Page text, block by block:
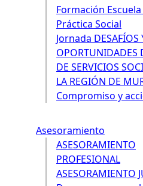
Formación
Práctica Social
Jornada DESAFÍOS
OPORTUNIDADES
DE SERVICIOS
LA REGIÓN DE
Compromiso y
Asesoramiento
ASESORAMIENTO
PROFESIONAL
ASESORAMIENTO